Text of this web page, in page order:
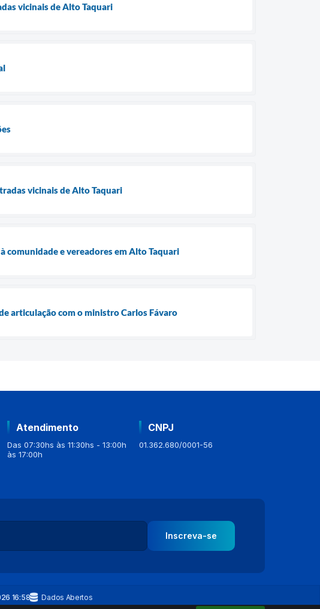
vicinais de Alto Taquari
vicinais de Alto Taquari
comunidade e vereadores em Alto Taquari
articulação com o ministro Carlos Fávaro
Atendimento
Das 07:30hs às 11:30hs - 13:00h
às 17:00h
CNPJ
01.362.680/0001-56
Inscreva-se
16:58 Dados Abertos